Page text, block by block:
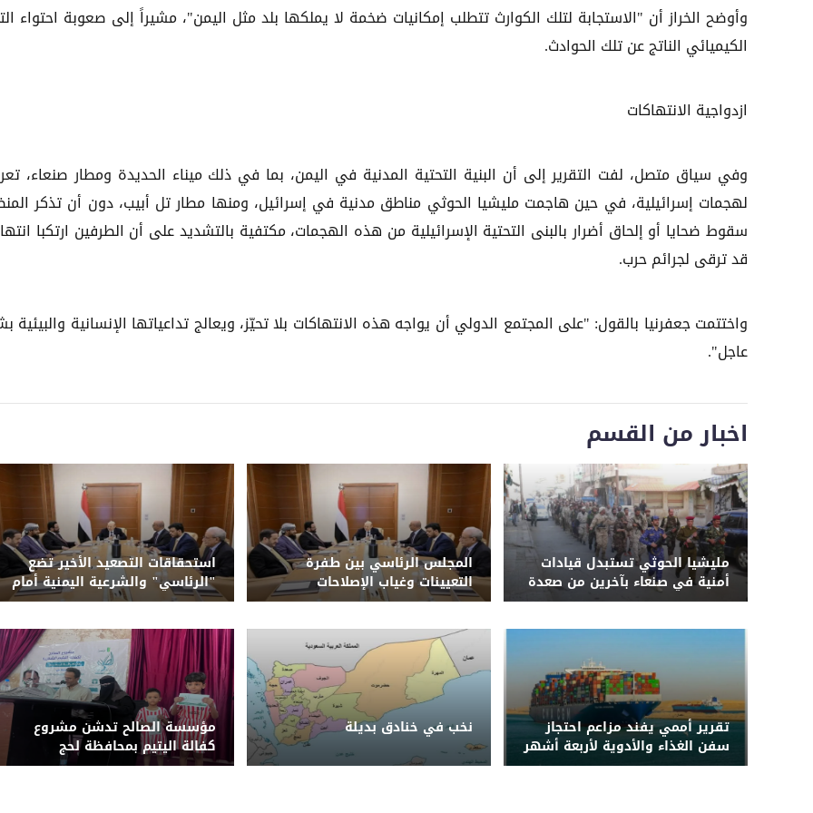
وأوضح الخراز أن "الاستجابة لتلك الكوارث تتطلب إمكانيات ضخمة لا يملكها بلد مثل اليمن"، مشيراً إلى صعوبة احتواء
الكيميائي الناتج عن تلك الحوادث.
ازدواجية الانتهاكات
وفي سياق متصل، لفت التقرير إلى أن البنية التحتية المدنية في اليمن، بما في ذلك ميناء الحديدة ومطار صنعاء،
لهجمات إسرائيلية، في حين هاجمت مليشيا الحوثي مناطق مدنية في إسرائيل، ومنها مطار تل أبيب، دون أن تذكر
سقوط ضحايا أو إلحاق أضرار بالبنى التحتية الإسرائيلية من هذه الهجمات، مكتفية بالتشديد على أن الطرفين ارتكبا
قد ترقى لجرائم حرب.
واختتمت جعفرنيا بالقول: "على المجتمع الدولي أن يواجه هذه الانتهاكات بلا تحيّز، ويعالج تداعياتها الإنسانية والبيئية
عاجل".
اخبار من القسم
مليشيا الحوثي تستبدل قيادات
أمنية في صنعاء بآخرين من صعدة
وحجة وترسل ضباطاً إلى دورات
المجلس الرئاسي بين طفرة
التعيينات وغياب الإصلاحات
استحقاقات التصعيد الأخير تضع
"الرئاسي" والشرعية اليمنية أمام
حتمية الحسم وإنهاء الانقلاب
تقرير أممي يفند مزاعم احتجاز
سفن الغذاء والأدوية لأربعة أشهر
قبل دخول اليمن
نخب في خنادق بديلة مؤسسة الصالح تدشن مشروع
كفالة اليتيم بمحافظة لحج